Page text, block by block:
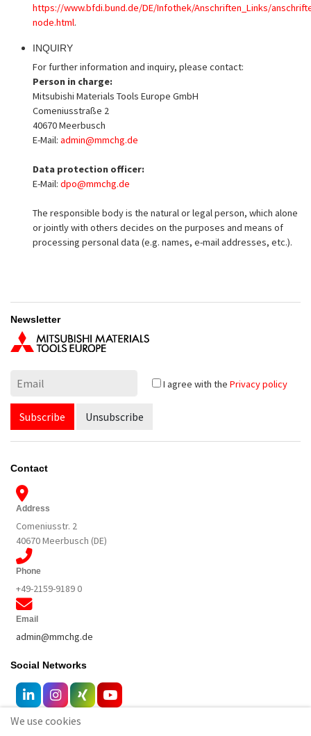
https://www.bfdi.bund.de/DE/Infothek/Anschriften_Links/
node.html.
INQUIRY
For further information and inquiry, please contact:
Person in charge:
Mitsubishi Materials Tools Europe GmbH
Comeniusstraße 2
40670 Meerbusch
E-Mail: admin@mmchg.de
Data protection officer:
E-Mail: dpo@mmchg.de
The responsible body is the natural or legal person, which alone
or jointly with others decides on the purposes and means of
processing personal data (e.g. names, e-mail addresses, etc.).
Newsletter
I agree with the Privacy policy
Subscribe Unsubscribe
Contact
Address
Comeniusstr. 2
40670 Meerbusch (DE)
Phone
+49-2159-9189 0
Email
admin@mmchg.de
Social Networks
Other
We use cookies